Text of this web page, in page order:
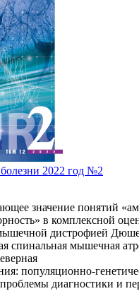
2022 год №2
значение понятий
в комплексной
дистрофией
спинальная мышечная
популяционно-
диагностики и